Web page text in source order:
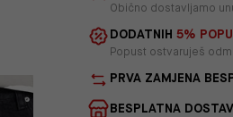
Obično dostavljamo
DODATNIH 5%
Popust ostvaruješ
PRVA ZAMJENA
BESPLATNA